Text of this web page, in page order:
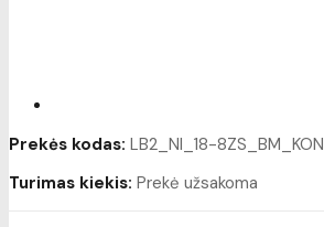
Prekės kodas: LB2_NI_18-8ZS_BM_KON
Turimas kiekis: Prekė užsakoma